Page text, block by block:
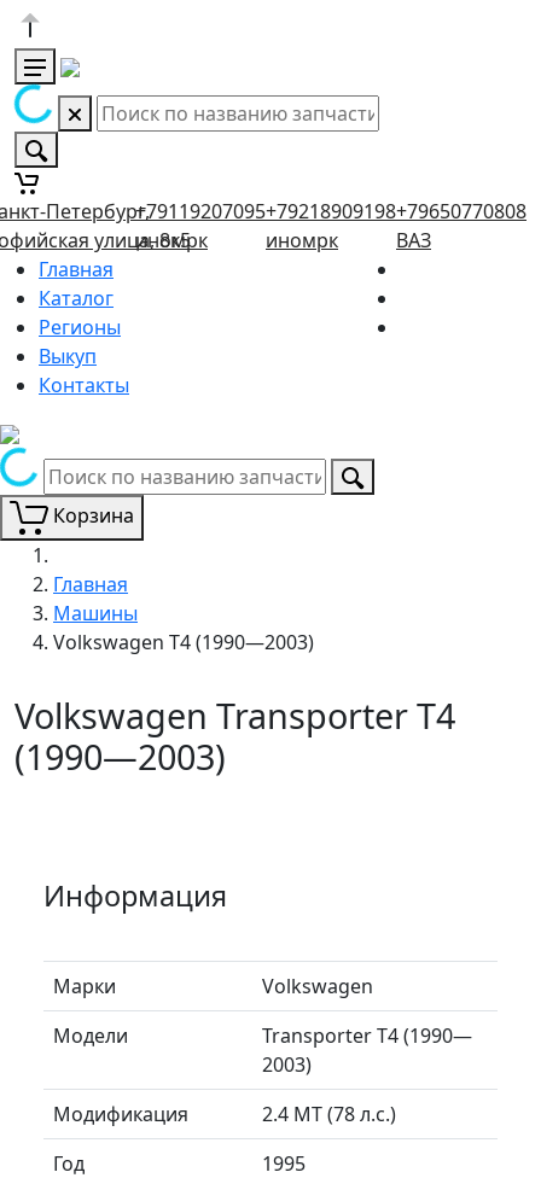
Петербург,
улица, 8к5
+79119207095
иномрк
+79218909198
иномрк
+79650770808
ВАЗ
Главная
Каталог
Регионы
Выкуп
Контакты
Корзина
Главная
Машины
Volkswagen T4 (1990—2003)
Volkswagen Transporter T4
(1990—2003)
Информация
Марки
Volkswagen
Модели
Transporter T4 (1990—
2003)
Модификация
2.4 MT (78 л.с.)
Год
1995